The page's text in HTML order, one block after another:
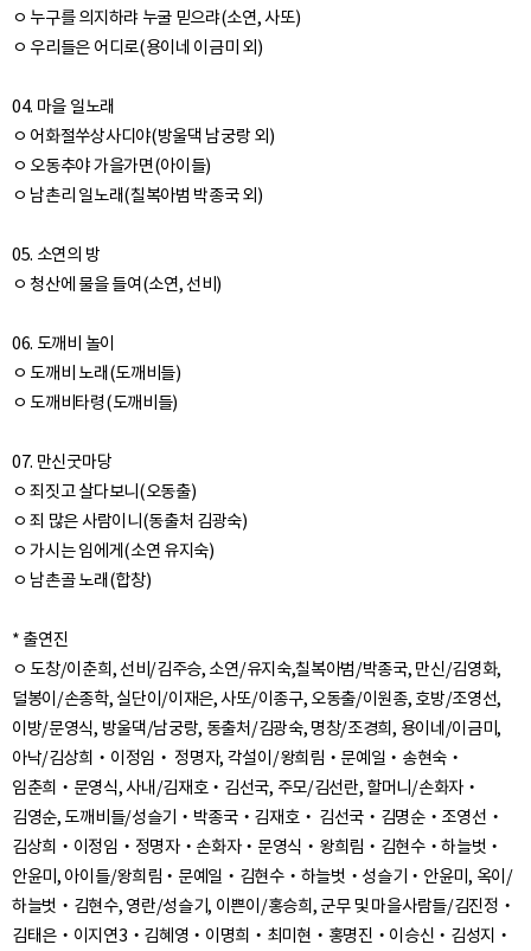
ㅇ 누구를 의지하랴 누굴 믿으랴(소연, 사또)
ㅇ 우리들은 어디로(용이네 이금미 외)
04. 마을 일노래
ㅇ 어화절쑤상사디야(방울댁 남궁랑 외)
ㅇ 오동추야 가을가면(아이들)
ㅇ 남촌리 일노래(칠복아범 박종국 외)
05. 소연의 방
ㅇ 청산에 물을 들여(소연, 선비)
06. 도깨비 놀이
ㅇ 도깨비 노래(도깨비들)
ㅇ 도깨비타령(도깨비들)
07. 만신굿마당
ㅇ 죄짓고 살다보니(오동출)
ㅇ 죄 많은 사람이니(동출처 김광숙)
ㅇ 가시는 임에게(소연 유지숙)
ㅇ 남촌골 노래(합창)
* 출연진
ㅇ 도창/이춘희, 선비/김주승, 소연/유지숙,칠복아범/박종국, 만신/김영화,
덜봉이/손종학, 실단이/이재은, 사또/이종구, 오동출/이원종, 호방/조영선,
이방/문영식, 방울댁/남궁랑, 동출처/김광숙, 명창/조경희, 용이네/이금미,
아낙/김상희‧이정임‧ 정명자, 각설이/왕희림‧문예일‧송현숙‧
임춘희‧문영식, 사내/김재호‧김선국, 주모/김선란, 할머니/손화자‧
김영순, 도깨비들/성슬기‧박종국‧김재호‧ 김선국‧김명순‧조영선‧
김상희‧이정임‧정명자‧손화자‧문영식‧왕희림‧김현수‧하늘벗‧
안윤미, 아이들/왕희림‧문예일‧김현수‧하늘벗‧성슬기‧안윤미, 옥이/
하늘벗‧김현수, 영란/성슬기, 이쁜이/홍승희, 군무 및 마을사람들/김진정‧
김태은‧이지연3‧김혜영‧이명희‧최미현‧홍명진‧이승신‧김성지‧